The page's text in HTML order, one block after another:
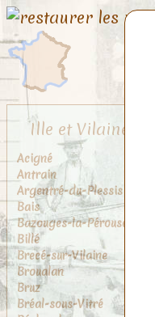
Ille et Vilaine
Acigné
Antrain
Argentré-du-Plessis
Bais
Bazouges-la-Pérouse
Billé
Brecé-sur-Vilaine
Broualan
Bruz
Bréal-sous-Vitré